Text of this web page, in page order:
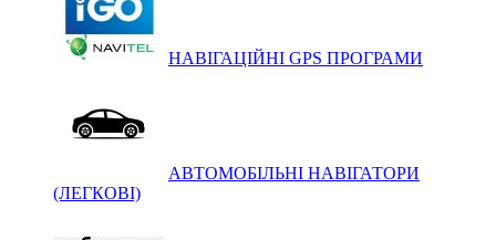
НАВІГАЦІЙНІ GPS ПРОГРАМИ
АВТОМОБІЛЬНІ НАВІГАТОРИ
(ЛЕГКОВІ)